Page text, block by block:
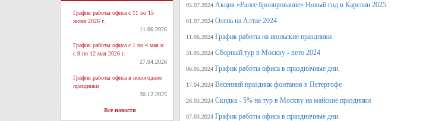
График работы офиса с 11 по 15
июня 2026 г.
11.06.2026
График работы офиса с 1 по 4 мая и
с 9 по 12 мая 2026 г.
27.04.2026
График работы офиса в новогодние
праздники
30.12.2025
Все новости
05.07.2024 Акция «Ранее бронирование» Новый год в Карелии 2025
01.07.2024 Осень на Алтае 2024
11.06.2024 График работы на июньские праздники
31.05.2024 Сборный тур в Москву - лето 2024
06.05.2024 График работы офиса в праздничные дни.
17.04.2024 Весенний праздник фонтанов в Петергофе
26.03.2024 Скидка - 5% на тур в Москву на майские праздники
07.03.2024 График работы офиса в праздничные дни.